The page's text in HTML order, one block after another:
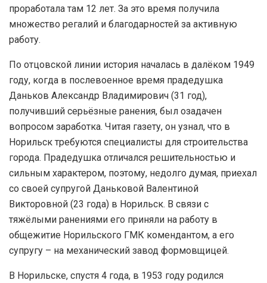
проработала там 12 лет. За это время получила
множество регалий и благодарностей за активную
работу.
По отцовской линии история началась в далёком 1949
году, когда в послевоенное время прадедушка
Даньков Александр Владимирович (31 год),
получивший серьёзные ранения, был озадачен
вопросом заработка. Читая газету, он узнал, что в
Норильск требуются специалисты для строительства
города. Прадедушка отличался решительностью и
сильным характером, поэтому, недолго думая, приехал
со своей супругой Даньковой Валентиной
Викторовной (23 года) в Норильск. В связи с
тяжёлыми ранениями его приняли на работу в
общежитие Норильского ГМК комендантом, а его
супругу – на механический завод формовщицей.
В Норильске, спустя 4 года, в 1953 году родился